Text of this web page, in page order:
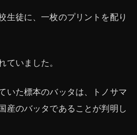
生徒に、一枚のプリントを配り
ていました。
いた標本のバッタは、トノサマ
産のバッタであることが判明し